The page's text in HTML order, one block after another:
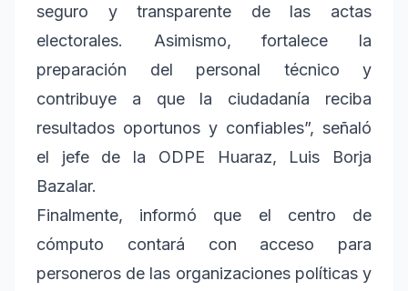
seguro y transparente de las actas
electorales. Asimismo, fortalece la
preparación del personal técnico y
contribuye a que la ciudadanía reciba
resultados oportunos y confiables”, señaló
el jefe de la ODPE Huaraz, Luis Borja
Bazalar.
Finalmente, informó que el centro de
cómputo contará con acceso para
personeros de las organizaciones políticas y